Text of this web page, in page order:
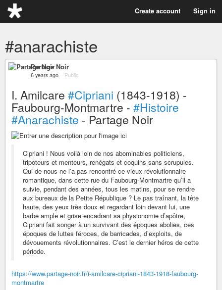
Create account Sign in
#anarachiste
Partage Noir
6 years ago – Public
I. Amilcare #Cipriani (1843-1918) -
Faubourg-Montmartre - #Histoire
#Anarachiste - Partage Noir
Cipriani ! Nous voilà loin de nos abominables politiciens,
tripoteurs et menteurs, renégats et coquins sans scrupules.
Qui de nous ne l’a pas rencontré ce vieux révolutionnaire
romantique, dans cette rue du Faubourg-Montmartre qu’il a
suivie, pendant des années, tous les matins, pour se rendre
aux bureaux de la Petite République ? Le pas traînant, la tête
haute, des yeux très doux et regardant loin devant lui, une
barbe ample et grise encadrant sa physionomie d’apôtre,
Cipriani fait songer à un survivant des époques abolies, ces
époques de luttes féroces, de barricades, d’exploits, de
dévouements révolutionnaires. C’est le dernier héros de cette
période.
https://www.partage-noir.fr/i-amilcare-cipriani-1843-1918-faubourg-
montmartre